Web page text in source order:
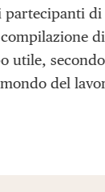
partecipanti
utile,
del